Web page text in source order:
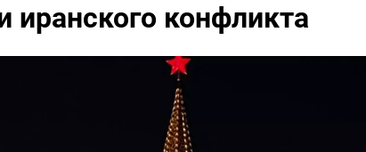
иранского конфликта